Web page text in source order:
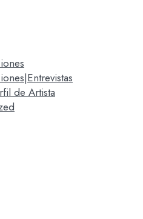
de Artista